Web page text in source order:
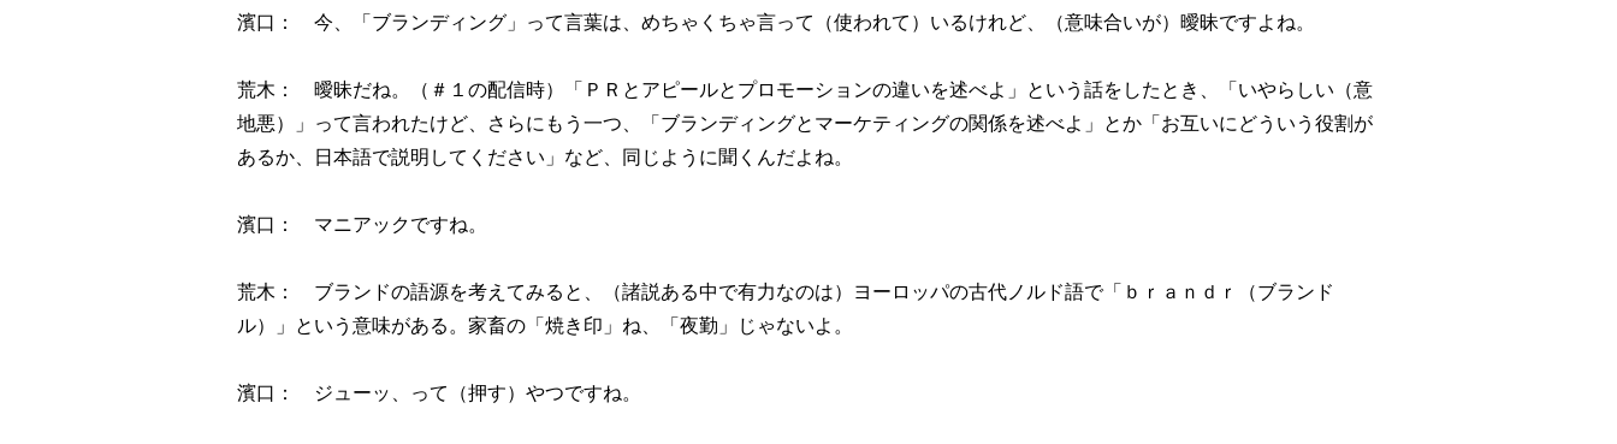
濱口： 今、「ブランディング」って言葉は、めちゃくちゃ言って（使われて）いるけれど、（意味合いが）曖昧ですよね。
荒木： 曖昧だね。（＃１の配信時）「ＰＲとアピールとプロモーションの違いを述べよ」という話をしたとき、「いやらしい（意
地悪）」って言われたけど、さらにもう一つ、「ブランディングとマーケティングの関係を述べよ」とか「お互いにどういう役割が
あるか、日本語で説明してください」など、同じように聞くんだよね。
濱口： マニアックですね。
荒木： ブランドの語源を考えてみると、（諸説ある中で有力なのは）ヨーロッパの古代ノルド語で「ｂｒａｎｄｒ（ブランド
ル）」という意味がある。家畜の「焼き印」ね、「夜勤」じゃないよ。
濱口： ジューッ、って（押す）やつですね。